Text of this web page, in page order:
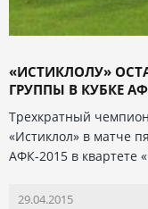
«ИСТИКЛОЛУ»
ГРУППЫ В КУБКЕ
Трехкратный
«Истиклол» в матче
АФК-2015 в квартете
29.04.2015